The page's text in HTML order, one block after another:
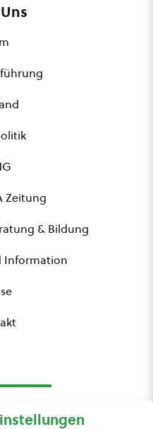
Zeitung
& Bildung
Information